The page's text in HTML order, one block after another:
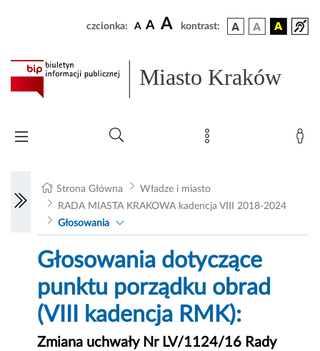
czcionka: A A A kontrast:
Miasto Kraków
Strona Główna
Władze i miasto
RADA MIASTA KRAKOWA kadencja VIII 2018-2024
Głosowania
Głosowania dotyczące
punktu porządku obrad
(VIII kadencja RMK):
Zmiana uchwały Nr LV/1124/16 Rady